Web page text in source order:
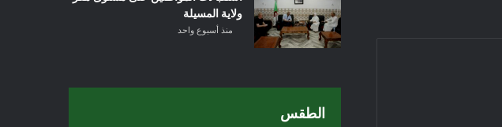
ولاية المسيلة
منذ أسبوع واحد
الطقس